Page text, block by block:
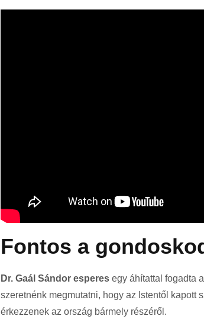
Fontos a
Dr. Gaál Sándor esperes egy áhítattal fogadta
szeretnénk megmutatni, hogy az Istentől kapott
érkezzenek az ország bármely részéről.